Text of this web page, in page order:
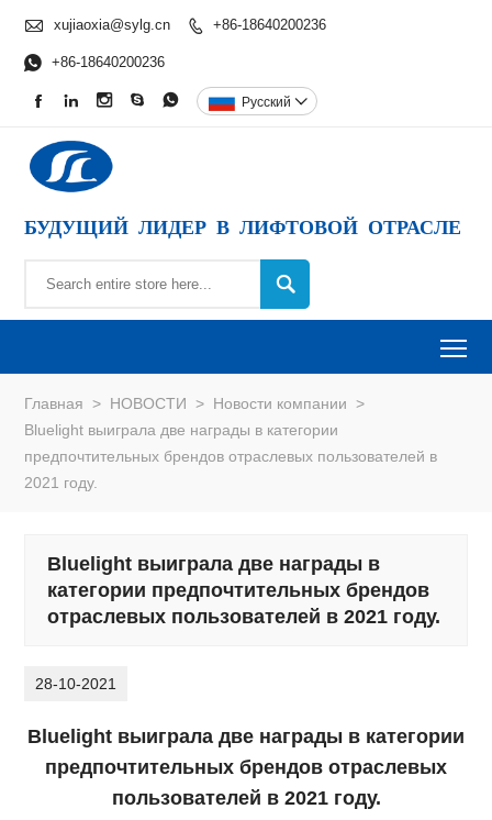
 xujiaoxia@sylg.cn  +86-18640200236
 +86-18640200236
     Pусский 
БУДУЩИЙ ЛИДЕР В ЛИФТОВОЙ ОТРАСЛЕ

Главная > НОВОСТИ > Новости компании >
Bluelight выиграла две награды в категории
предпочтительных брендов отраслевых пользователей в
2021 году.
Bluelight выиграла две награды в
категории предпочтительных брендов
отраслевых пользователей в 2021 году.
28-10-2021
Bluelight выиграла две награды в категории
предпочтительных брендов отраслевых
пользователей в 2021 году.